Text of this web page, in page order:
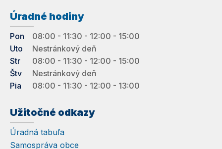
Úradné hodiny
Pon
08:00 - 11:30 - 12:00 - 15:00
Uto
Nestránkový deň
Str
08:00 - 11:30 - 12:00 - 15:00
Štv
Nestránkový deň
Pia
08:00 - 11:30 - 12:00 - 13:00
Užitočné odkazy
Úradná tabuľa
Samospráva obce